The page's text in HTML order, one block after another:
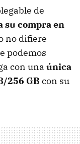
de
su compra en
no difiere
podemos
con una única
256 GB con su